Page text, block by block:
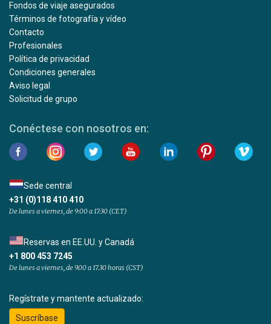
Fondos de viaje asegurados
Términos de fotografía y vídeo
Contacto
Profesionales
Política de privacidad
Condiciones generales
Aviso legal
Solicitud de grupo
Conéctese con nosotros en:
Sede central
+31 (0)118 410 410
De lunes a viernes, de 9:00 a 17:30 (CET)
Reservas en EE.UU. y Canadá
+1 800 453 7245
De lunes a viernes, de 9.00 a 17.30 horas (CST)
Regístrate y mantente actualizado:
Suscríbase